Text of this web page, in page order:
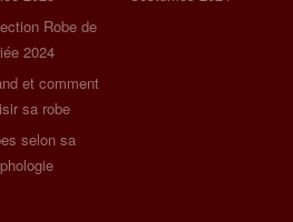
Robe de
2024
et comment
sa robe
selon sa